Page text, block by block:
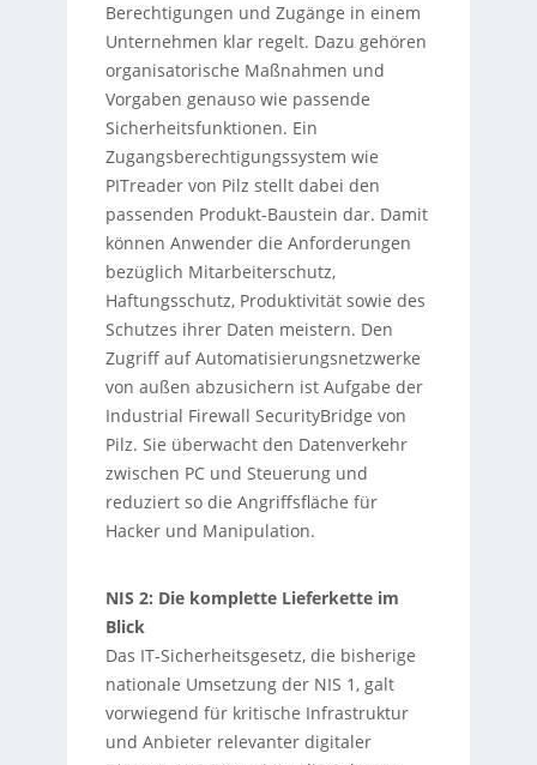
Berechtigungen und Zugänge in einem
Unternehmen klar regelt. Dazu gehören
organisatorische Maßnahmen und
Vorgaben genauso wie passende
Sicherheitsfunktionen. Ein
Zugangsberechtigungssystem wie
PITreader von Pilz stellt dabei den
passenden Produkt-Baustein dar. Damit
können Anwender die Anforderungen
bezüglich Mitarbeiterschutz,
Haftungsschutz, Produktivität sowie des
Schutzes ihrer Daten meistern. Den
Zugriff auf Automatisierungsnetzwerke
von außen abzusichern ist Aufgabe der
Industrial Firewall SecurityBridge von
Pilz. Sie überwacht den Datenverkehr
zwischen PC und Steuerung und
reduziert so die Angriffsfläche für
Hacker und Manipulation.
NIS 2: Die komplette Lieferkette im
Blick
Das IT-Sicherheitsgesetz, die bisherige
nationale Umsetzung der NIS 1, galt
vorwiegend für kritische Infrastruktur
und Anbieter relevanter digitaler